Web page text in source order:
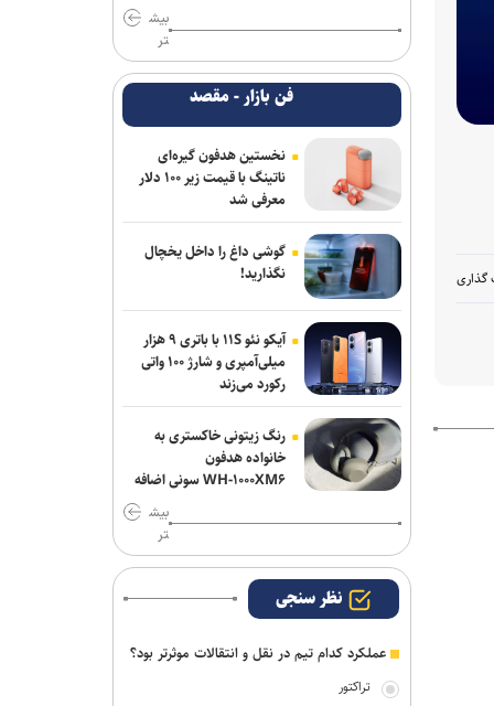
گذاری
تاجرنیا دوست دارد خودش را تبرئه کند
برزگر: همای سعادت روی دوش تارتار
نشسته است/ عیار واقعی پرسپولیس از
هفته پنجم به بعد مشخص می‌شود
نعمت‌پور بعد از قبول مسئولیت سپاهان در
لیگ برتر فرنگی: اولویت‌مان در سال اول
قهرمانی نیست
تمرینات نارنجی پوشان از هفته آینده
دروازه‌بان‌های سابق پرسپولیس و تراکتور به
شمس آذر پیوستند
بیش
تر
فن بازار - مقصد
نخستین هدفون گیره‌ای
ناتینگ با قیمت زیر ۱۰۰ دلار
معرفی شد
گوشی داغ را داخل یخچال
نگذارید!
آیکو نئو ۱۱S با باتری ۹ هزار
میلی‌آمپری و شارژ ۱۰۰ واتی
رکورد می‌زند
رنگ زیتونی خاکستری به
خانواده هدفون
WH-۱۰۰۰XM۶ سونی اضافه
بیش
تر
نظر سنجی
عملکرد کدام تیم در نقل و انتقالات موثرتر بود؟
تراکتور